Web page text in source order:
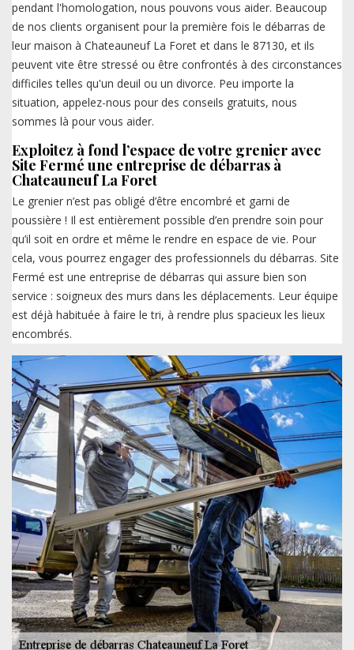
pendant l'homologation, nous pouvons vous aider. Beaucoup
de nos clients organisent pour la première fois le débarras de
leur maison à Chateauneuf La Foret et dans le 87130, et ils
peuvent vite être stressé ou être confrontés à des circonstances
difficiles telles qu'un deuil ou un divorce. Peu importe la
situation, appelez-nous pour des conseils gratuits, nous
sommes là pour vous aider.
Exploitez à fond l’espace de votre grenier avec
Site Fermé une entreprise de débarras à
Chateauneuf La Foret
Le grenier n’est pas obligé d’être encombré et garni de
poussière ! Il est entièrement possible d’en prendre soin pour
qu’il soit en ordre et même le rendre en espace de vie. Pour
cela, vous pourrez engager des professionnels du débarras. Site
Fermé est une entreprise de débarras qui assure bien son
service : soigneux des murs dans les déplacements. Leur équipe
est déjà habituée à faire le tri, à rendre plus spacieux les lieux
encombrés.